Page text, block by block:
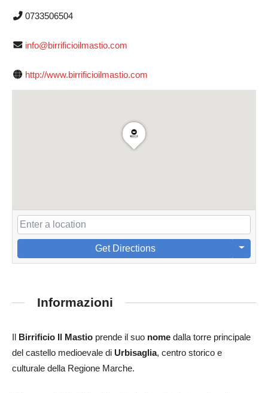
0733506504
info@birrificioilmastio.com
http://www.birrificioilmastio.com
Get Directions
Informazioni
Il Birrificio Il Mastio prende il suo nome dalla torre principale
del castello medioevale di Urbisaglia, centro storico e
culturale della Regione Marche.